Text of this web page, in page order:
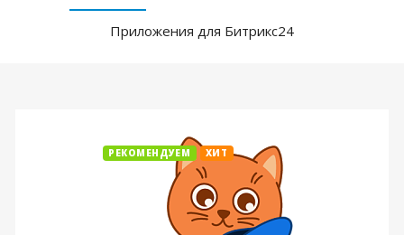
Приложения для Битрикс24
РЕКОМЕНДУЕМ ХИТ